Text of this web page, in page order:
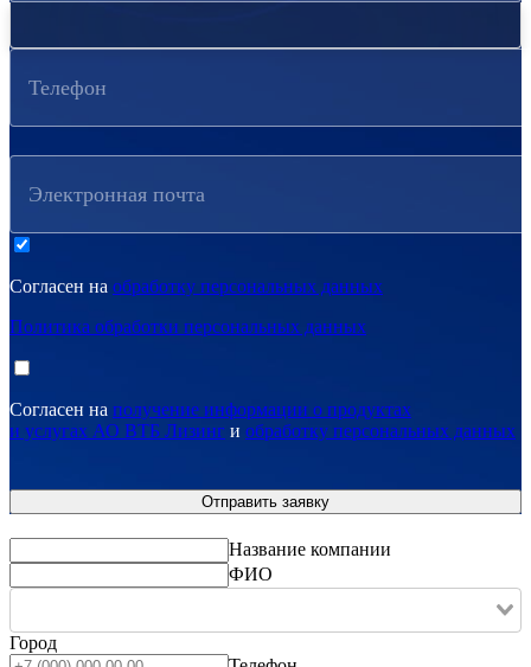
Телефон
Электронная почта
Согласен на обработку персональных данных
Политика обработки персональных данных
Согласен на получение информации о продуктах
и услугах АО ВТБ Лизинг и обработку персональных данных
Название компании
ФИО
Город